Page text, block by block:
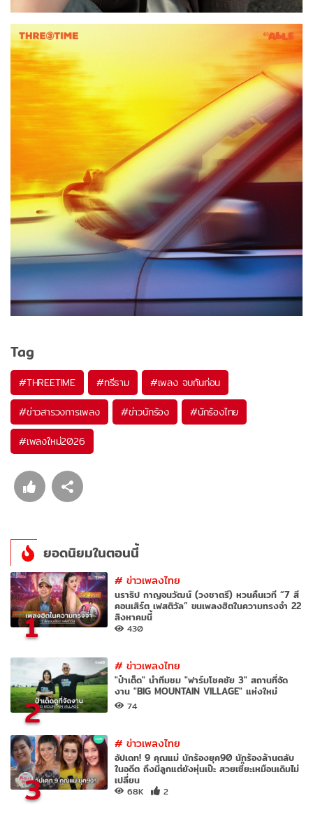
Tag
#THREETIME #ทรีธาม #เพลง จบกันก่อน
#ข่าวสารวงการเพลง #ข่าวนักร้อง #นักร้องไทย
#เพลงใหม่2026
ยอดนิยมในตอนนี้
1
#ข่าวเพลงไทย
นราธิป กาญจนวัฒน์ (วงชาตรี) หวนคืนเวที “7 สี
คอนเสิร์ต เฟสติวัล” ขนเพลงฮิตในความทรงจำ 22
สิงหาคมนี้
430
2
#ข่าวเพลงไทย
"ป๋าเต็ด" นำทีมชม "ฟาร์มโชคชัย 3" สถานที่จัด
งาน "BIG MOUNTAIN VILLAGE" แห่งใหม่
74
3
#ข่าวเพลงไทย
อัปเดท! 9 คุณแม่ นักร้องยุค90 นักร้องล้านตลับ
ในอดีต ถึงมีลูกแต่ยังหุ่นเป๊ะ สวยเซี๊ยะเหมือนเดิมไม่
เปลี่ยน
68K 2